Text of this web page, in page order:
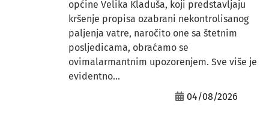
općine Velika Kladuša, koji predstavljaju
kršenje propisa ozabrani nekontrolisanog
paljenja vatre, naročito one sa štetnim
posljedicama, obraćamo se
ovimalarmantnim upozorenjem. Sve više je
evidentno...
04/08/2026